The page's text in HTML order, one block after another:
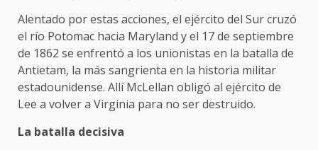
Alentado por estas acciones, el ejército del Sur cruzó
el río Potomac hacia Maryland y el 17 de septiembre
de 1862 se enfrentó a los unionistas en la batalla de
Antietam, la más sangrienta en la historia militar
estadounidense. Allí McLellan obligó al ejército de
Lee a volver a Virginia para no ser destruido.
La batalla decisiva